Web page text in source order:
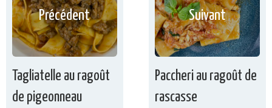
Précédent
Tagliatelle au ragoût
de pigeonneau
Suivant
Paccheri au ragoût de
rascasse